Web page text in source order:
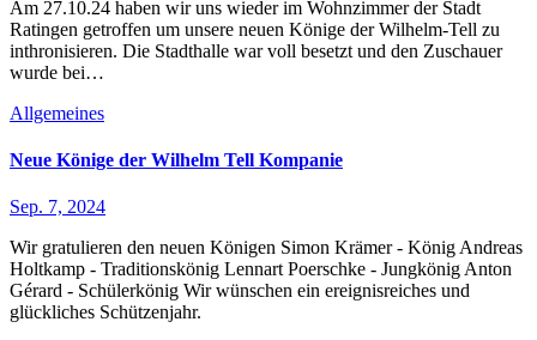
Am 27.10.24 haben wir uns wieder im Wohnzimmer der Stadt
Ratingen getroffen um unsere neuen Könige der Wilhelm-Tell zu
inthronisieren. Die Stadthalle war voll besetzt und den Zuschauer
wurde bei…
Allgemeines
Neue Könige der Wilhelm Tell Kompanie
Sep. 7, 2024
Wir gratulieren den neuen Königen Simon Krämer - König Andreas
Holtkamp - Traditionskönig Lennart Poerschke - Jungkönig Anton
Gérard - Schülerkönig Wir wünschen ein ereignisreiches und
glückliches Schützenjahr.